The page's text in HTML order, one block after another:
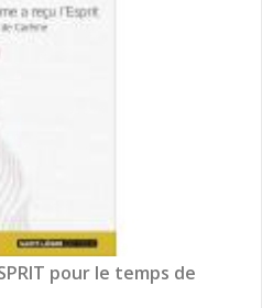
pour le temps de